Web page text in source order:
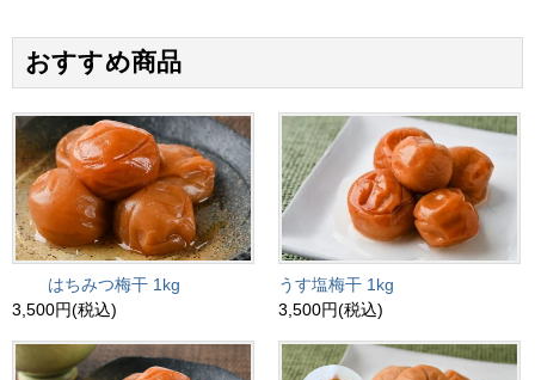
おすすめ商品
はちみつ梅干 1kg
3,500円(税込)
うす塩梅干 1kg
3,500円(税込)